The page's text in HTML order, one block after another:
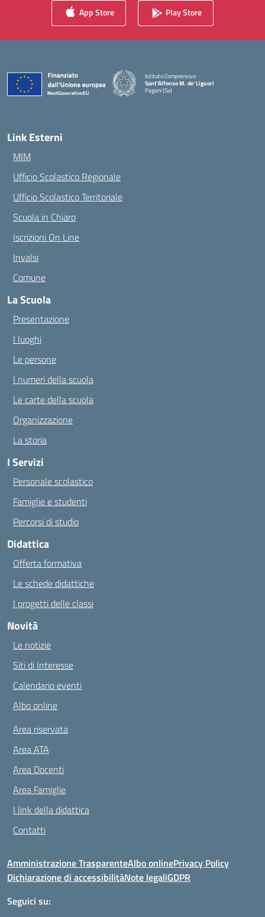
App Store Play Store
Istituto Comprensivo
Sant'Alfonso M. de' Liguori
Pagani (Sa)
— Visita la pagina iniziale della scuola
Link Esterni
MIM
Ufficio Scolastico Regionale
Ufficio Scolastico Territoriale
Scuola in Chiaro
Iscrizioni On Line
Invalsi
Comune
La Scuola
Presentazione
I luoghi
Le persone
I numeri della scuola
Le carte della scuola
Organizzazione
La storia
I Servizi
Personale scolastico
Famiglie e studenti
Percorsi di studio
Didattica
Offerta formativa
Le schede didattiche
I progetti delle classi
Novità
Le notizie
Siti di Interesse
Calendario eventi
Albo online
Area riservata
Area ATA
Area Docenti
Area Famiglie
I link della didattica
Contatti
Amministrazione TrasparenteAlbo onlinePrivacy Policy
Dichiarazione di accessibilitàNote legaliGDPR
Seguici su: